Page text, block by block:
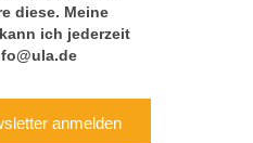
anmelden
diese. Meine
ich jederzeit